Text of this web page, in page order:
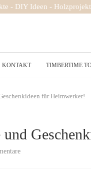
- DIY Ideen -
KONTAKT TIMBERTIME
für Heimwerker!